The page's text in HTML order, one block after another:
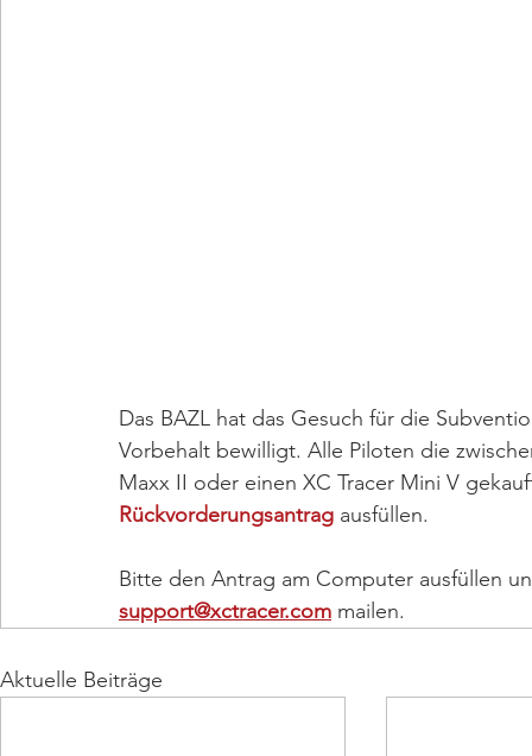
Das BAZL hat das Gesuch für die
Vorbehalt bewilligt. Alle Piloten die
Maxx II oder einen XC Tracer Mini V
Rückvorderungsantrag ausfüllen.
Bitte den Antrag am Computer ausfüllen
support@xctracer.com mailen.
Aktuelle Beiträge